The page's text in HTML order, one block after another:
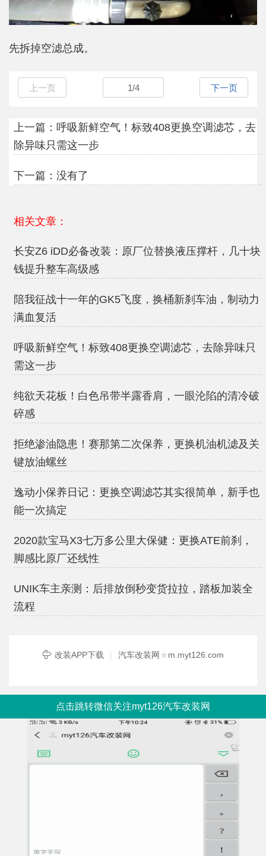
先拆掉空滤总成。
上一页 1/4 下一页
上一篇： 呼吸新鲜空气！标致408更换空调滤芯，去
除异味只需这一步
下一篇：没有了
相关文章：
长安Z6 iDD必备改装：原厂位替换液压撑杆，几十块
钱提升整车高级感
陪我征战十一年的GK5飞度，换桶新刹车油，制动力
满血复活
呼吸新鲜空气！标致408更换空调滤芯，去除异味只
需这一步
纯欲天花板！白色吊带半露香肩，一眼沦陷的清冷破
碎感
拒绝渗油隐患！赛那第二次保养，更换机油机滤及关
键放油螺丝
逸动小保养日记：更换空调滤芯其实很简单，新手也
能一次搞定
2020款宝马X3七万多公里大保健：更换ATE前刹，
脚感比原厂还线性
UNIK车主亲测：后排放倒秒变货拉拉，踏板加装全
流程
改装APP下载 | 汽车改装网 ★m.myt126.com
点击跳转微信关注myt126汽车改装网